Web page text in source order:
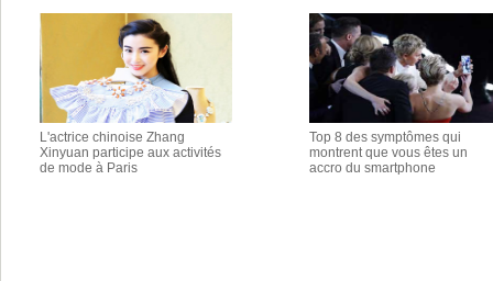
L'actrice chinoise Zhang
Xinyuan participe aux activités
de mode à Paris
Top 8 des symptômes qui
montrent que vous êtes un
accro du smartphone